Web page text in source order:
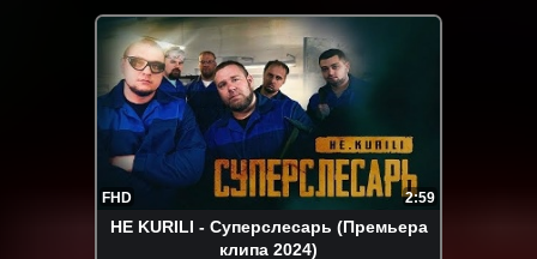
FHD 2:59
HE KURILI - Суперслесарь (Премьера
клипа 2024)